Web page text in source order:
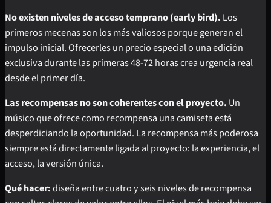
No existen niveles de acceso temprano (early bird). Los
primeros mecenas son los más valiosos porque generan el
impulso inicial. Ofrecerles un precio especial o una edición
exclusiva durante las primeras 48-72 horas crea urgencia real
desde el primer día.
Las recompensas no son coherentes con el proyecto. Un
músico que ofrece como recompensa una camiseta está
desperdiciando la oportunidad. La recompensa más poderosa
siempre está directamente ligada al proyecto: la experiencia, el
acceso, la versión única.
Qué hacer:diseña entre cuatro y seis niveles de recompensa